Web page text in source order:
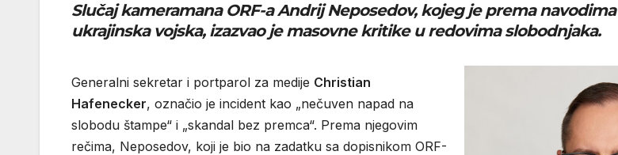
Slučaj kameramana ORF-aAndrij Neposedov, kojeg je prema navodima
ukrajinska vojska, izazvao je masovne kritike u redovima slobodnjaka.
Generalni sekretar i portparol za medije Christian
Hafenecker, označio je incident kao „nečuven napad na
slobodu štampe“ i „skandal bez premca“. Prema njegovim
rečima, Neposedov, koji je bio na zadatku sa dopisnikom ORF-